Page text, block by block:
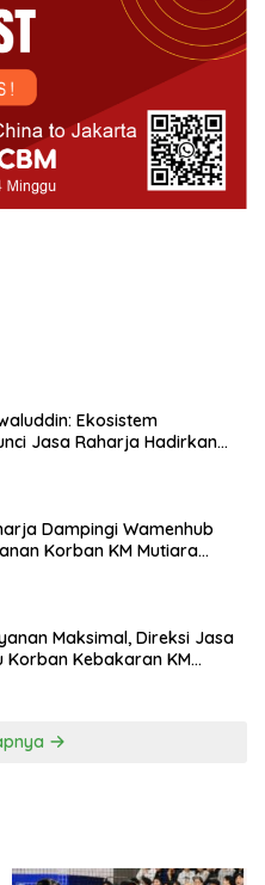
Ekosistem
Jasa Raharja Hadirkan
Dampingi Wamenhub
Korban KM Mutiara
Maksimal, Direksi Jasa
Korban Kebakaran KM